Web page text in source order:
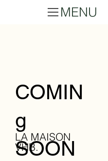
MENU
COMIN
g
SOON
LA MAISON
VHB.